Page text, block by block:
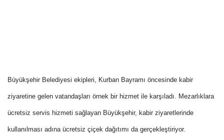
Büyükşehir Belediyesi ekipleri, Kurban Bayramı öncesinde kabir
ziyaretine gelen vatandaşları örnek bir hizmet ile karşıladı. Mezarlıklara
ücretsiz servis hizmeti sağlayan Büyükşehir, kabir ziyaretlerinde
kullanılması adına ücretsiz çiçek dağıtımı da gerçekleştiriyor.